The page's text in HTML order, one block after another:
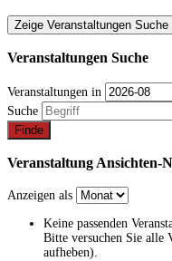
Zeige Veranstaltungen Suche
Veranstaltungen Suche
Veranstaltungen in
Suche
Veranstaltung Ansichten-
Anzeigen als
Keine passenden
Bitte versuchen Sie alle
aufheben).